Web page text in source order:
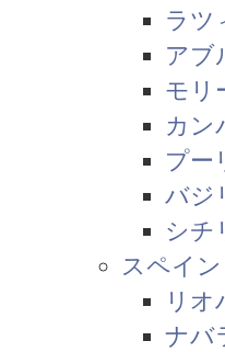
ラツ
アブ
モリ
カン
プー
バジ
シチ
スペイン
リオ
ナバ